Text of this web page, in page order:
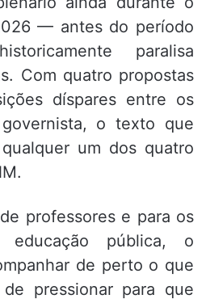
— antes do período
paralisa
Com quatro propostas
díspares entre os
o texto que
um dos quatro
professores e para os
educação pública, o
de perto o que
pressionar para que